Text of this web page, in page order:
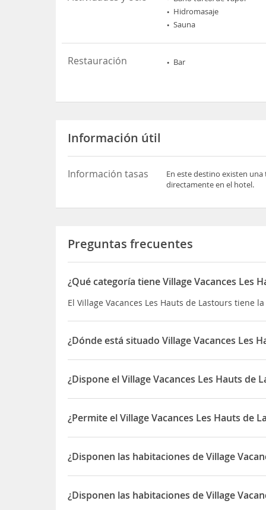
Hidromasaje
Sauna
Restauración Bar
Información útil
Información tasas
En este destino existen
directamente en el hotel.
Preguntas frecuentes
¿Qué categoría tiene Village Vacances Les
El Village Vacances Les Hauts de Lastours tiene
¿Dónde está situado Village Vacances Les
El Village Vacances Les Hauts de Lastours está
¿Dispone el Village Vacances Les Hauts de
Sí, el Village Vacances Les Hauts de Lastours
¿Permite el Village Vacances Les Hauts de
Sí, el Village Vacances Les Hauts de Lastours
¿Disponen las habitaciones de Village
Sí, las habitaciones del Village Vacances Les
¿Disponen las habitaciones de Village